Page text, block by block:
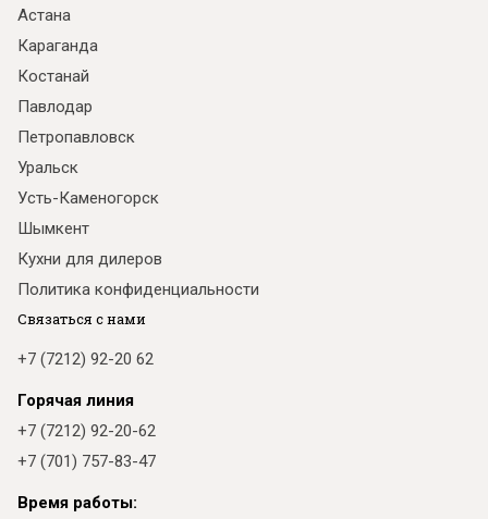
Астана
Караганда
Костанай
Павлодар
Петропавловск
Уральск
Усть-Каменогорск
Шымкент
Кухни для дилеров
Политика конфиденциальности
Связаться с нами
+7 (7212) 92-20 62
Горячая линия
+7 (7212) 92-20-62
+7 (701) 757-83-47
Время работы: